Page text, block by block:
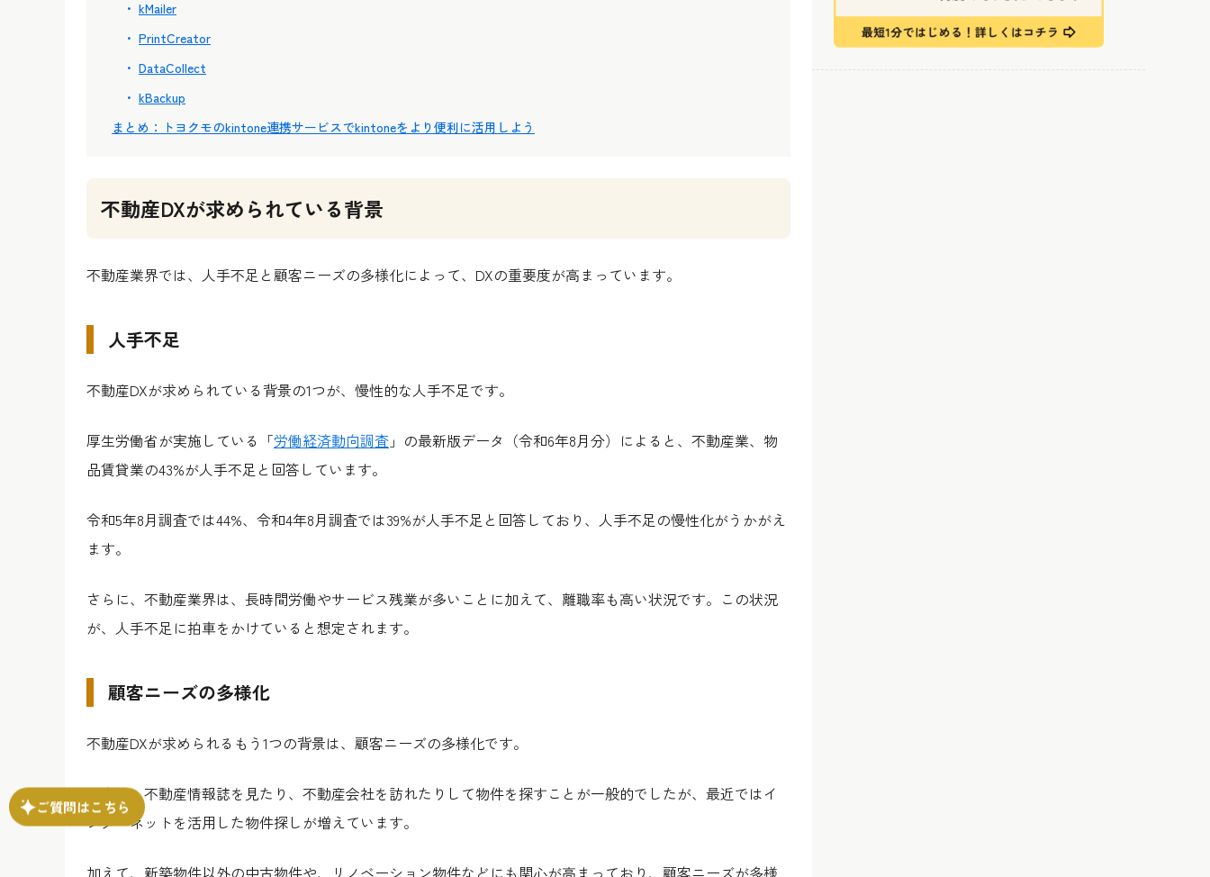
kMailer
PrintCreator
DataCollect
kBackup
まとめ：トヨクモのkintone連携サービスでkintoneをより便利に活用しよう
不動産DXが求められている背景
不動産業界では、人手不足と顧客ニーズの多様化によって、DXの重要度が高まっています。
人手不足
不動産DXが求められている背景の1つが、慢性的な人手不足です。
厚生労働省が実施している「労働経済動向調査 」の最新版データ（令和6年8月分）によると、不動産業、物
品賃貸業の43%が人手不足と回答しています。
令和5年8月調査では44%、令和4年8月調査では39%が人手不足と回答しており、人手不足の慢性化がうかがえ
ます。
さらに、不動産業界は、長時間労働やサービス残業が多いことに加えて、離職率も高い状況です。この状況
が、人手不足に拍車をかけていると想定されます。
顧客ニーズの多様化
不動産DXが求められるもう1つの背景は、顧客ニーズの多様化です。
従来は、不動産情報誌を見たり、不動産会社を訪れたりして物件を探すことが一般的でしたが、最近ではイ
ンターネットを活用した物件探しが増えています。
加えて、新築物件以外の中古物件や、リノベーション物件などにも関心が高まっており、顧客ニーズが多様
まとめ：トヨクモのkintone連携サービスで
kintoneをより便利に活用しよう
ご質問はこちら